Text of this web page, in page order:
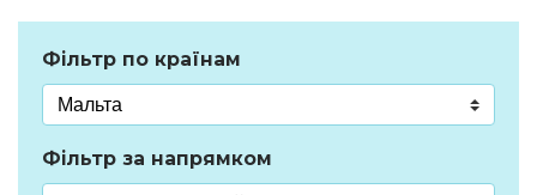
Фільтр по країнам
Фільтр за напрямком